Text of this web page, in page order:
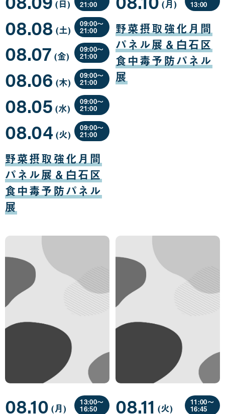
野菜摂取強化月間
パネル展＆白石区
食中毒予防パネル
展
08.04
月
04
日
(火曜
日
)
09:00〜
21:00
08.05
月
05
(水曜
日
)
09:00〜
21:00
08.06
月
06
(木曜
日
)
09:00〜
21:00
08.07
月
07
(金曜
日
)
09:00〜
21:00
08.08
月
08
(土曜
日
)
09:00〜
21:00
月
09
日
(日曜
日
) 21:00
野菜摂取強化月間
パネル展＆白石区
食中毒予防パネル
展
月
10
日
(月曜
日
) 13:00
08.10 (月曜
)
13:00〜
16:50 08.11 (火曜
)
11:00〜
16:45